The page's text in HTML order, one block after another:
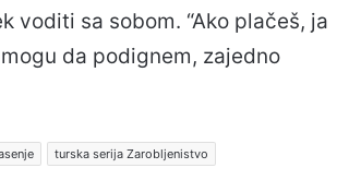
voditi sa sobom. “Ako plačeš, ja
da podignem, zajedno
turska serija Zarobljenistvo